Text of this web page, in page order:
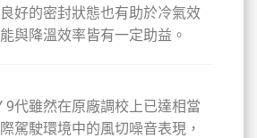
好的密封狀態也有助於冷氣效
與降溫效率皆有一定助益。
9代雖然在原廠調校上已達相當
駕駛環境中的風切噪音表現，